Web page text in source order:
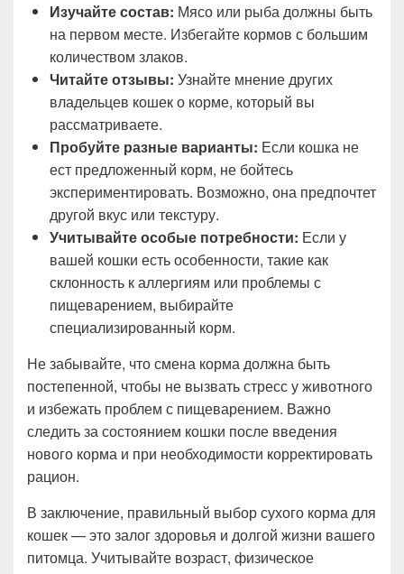
Изучайте состав: Мясо или рыба должны быть
на первом месте. Избегайте кормов с большим
количеством злаков.
Читайте отзывы: Узнайте мнение других
владельцев кошек о корме, который вы
рассматриваете.
Пробуйте разные варианты: Если кошка не
ест предложенный корм, не бойтесь
экспериментировать. Возможно, она предпочтет
другой вкус или текстуру.
Учитывайте особые потребности: Если у
вашей кошки есть особенности, такие как
склонность к аллергиям или проблемы с
пищеварением, выбирайте
специализированный корм.
Не забывайте, что смена корма должна быть
постепенной, чтобы не вызвать стресс у животного
и избежать проблем с пищеварением. Важно
следить за состоянием кошки после введения
нового корма и при необходимости корректировать
рацион.
В заключение, правильный выбор сухого корма для
кошек — это залог здоровья и долгой жизни вашего
питомца. Учитывайте возраст, физическое